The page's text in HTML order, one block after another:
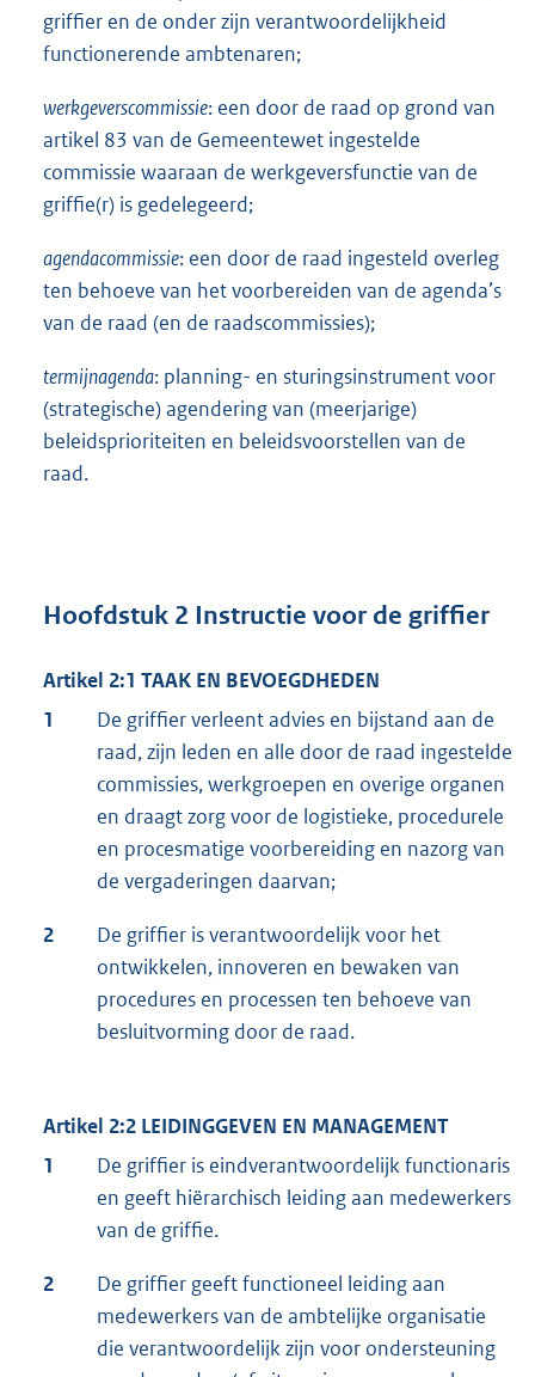
griffier en de onder zijn verantwoordelijkheid
functionerende ambtenaren;
werkgeverscommissie: een door de raad op grond van
artikel 83 van de Gemeentewet ingestelde
commissie waaraan de werkgeversfunctie van de
griffie(r) is gedelegeerd;
agendacommissie: een door de raad ingesteld overleg
ten behoeve van het voorbereiden van de agenda’s
van de raad (en de raadscommissies);
termijnagenda: planning- en sturingsinstrument voor
(strategische) agendering van (meerjarige)
beleidsprioriteiten en beleidsvoorstellen van de
raad.
Hoofdstuk 2 Instructie voor de griffier
Artikel 2:1 TAAK EN BEVOEGDHEDEN
1
De griffier verleent advies en bijstand aan de
raad, zijn leden en alle door de raad ingestelde
commissies, werkgroepen en overige organen
en draagt zorg voor de logistieke, procedurele
en procesmatige voorbereiding en nazorg van
de vergaderingen daarvan;
2
De griffier is verantwoordelijk voor het
ontwikkelen, innoveren en bewaken van
procedures en processen ten behoeve van
besluitvorming door de raad.
Artikel 2:2 LEIDINGGEVEN EN MANAGEMENT
1
De griffier is eindverantwoordelijk functionaris
en geeft hiërarchisch leiding aan medewerkers
van de griffie.
2
De griffier geeft functioneel leiding aan
medewerkers van de ambtelijke organisatie
die verantwoordelijk zijn voor ondersteuning